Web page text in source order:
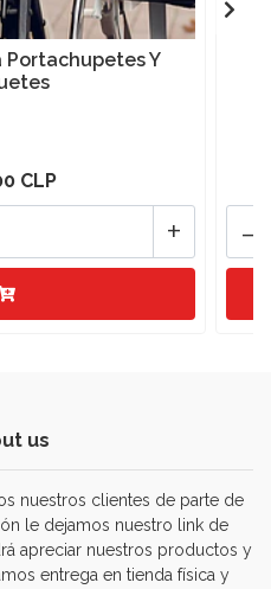
Portachupetes Y
CLP
+ -
us
nuestros clientes de parte de
le dejamos nuestro link de
apreciar nuestros productos y
entrega en tienda física y